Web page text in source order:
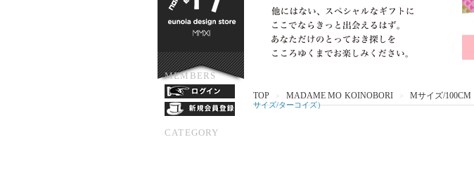
MEMBERS
CATEGORY
TOP > MADAME MO KOINOBORI > Mサイズ/100CM
サイズ/ターコイズ）